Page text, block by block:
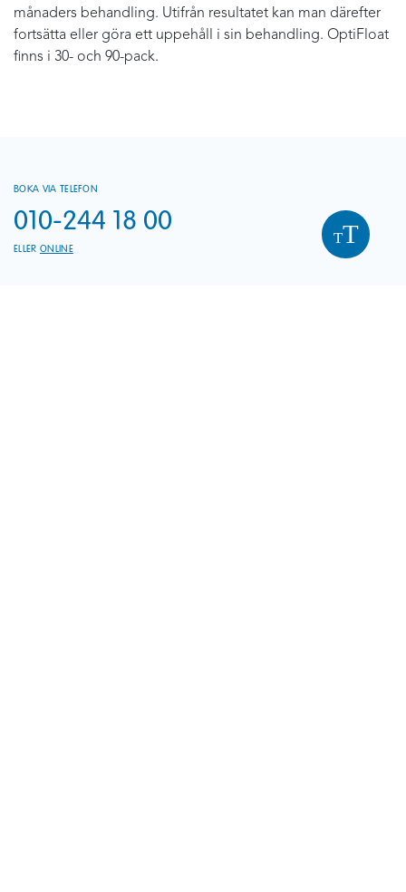
månaders behandling. Utifrån resultatet kan man därefter
fortsätta eller göra ett uppehåll i sin behandling. OptiFloat
finns i 30- och 90-pack.
BOKA VIA TELEFON
010-244 18 00
ELLER ONLINE
TT